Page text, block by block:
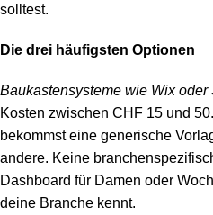
solltest.
Die drei häufigsten Optionen
Baukastensysteme wie Wix oder
Kosten zwischen CHF 15 und
bekommst eine generische
andere. Keine
Dashboard für Damen oder
deine Branche kennt.